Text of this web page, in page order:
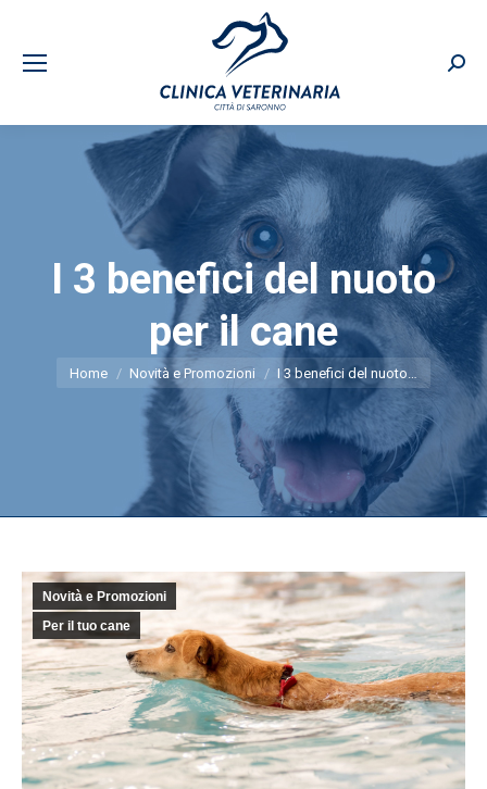
I 3 benefici del nuoto
per il cane
You are here:
Home Novità e Promozioni I 3 benefici del nuoto…
Novità e Promozioni
Per il tuo cane